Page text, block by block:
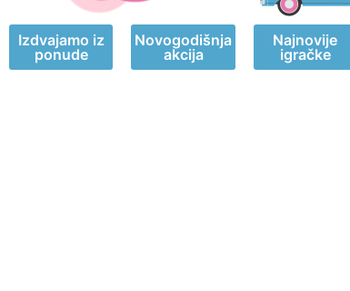
Izdvajamo iz
ponude
Novogodišnja
akcija
Najnovije
igračke